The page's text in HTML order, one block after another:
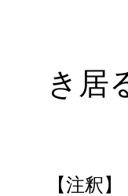
人
き居
【注釈】